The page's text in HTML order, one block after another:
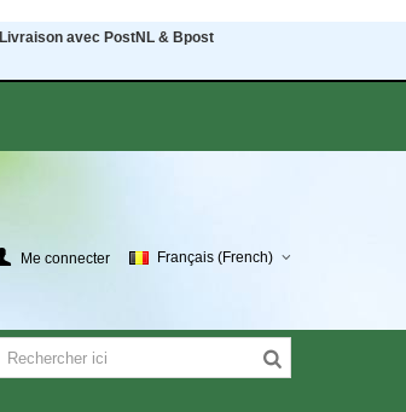
Livraison avec PostNL & Bpost
Me connecter Français (French)